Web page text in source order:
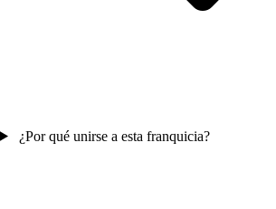
¿Por qué unirse a esta franquicia?